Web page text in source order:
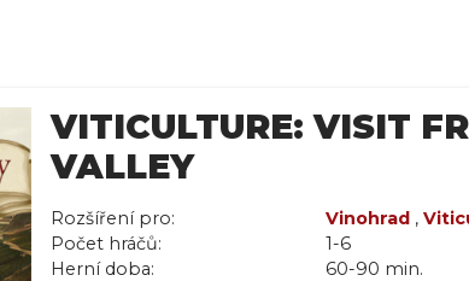
VITICULTURE: VISIT
VALLEY
Rozšíření pro: Vinohrad ,
Počet hráčů:
1-6
Herní doba:
60-90 min.